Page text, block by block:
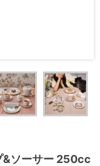
&ソーサー 250cc